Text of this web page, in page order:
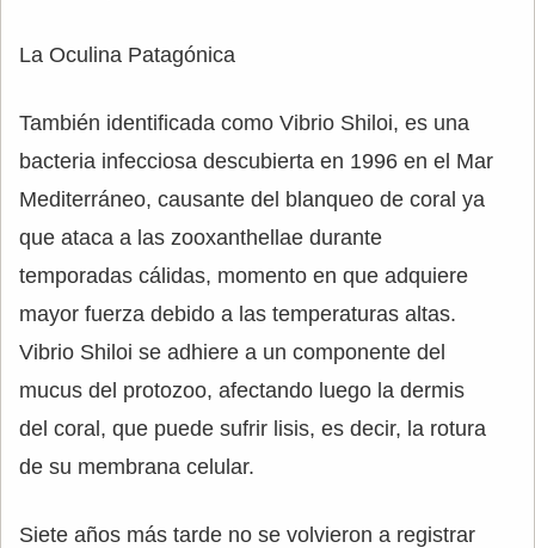
La Oculina Patagónica
También identificada como Vibrio Shiloi, es una
bacteria infecciosa descubierta en 1996 en el Mar
Mediterráneo, causante del blanqueo de coral ya
que ataca a las zooxanthellae durante
temporadas cálidas, momento en que adquiere
mayor fuerza debido a las temperaturas altas.
Vibrio Shiloi se adhiere a un componente del
mucus del protozoo, afectando luego la dermis
del coral, que puede sufrir lisis, es decir, la rotura
de su membrana celular.
Siete años más tarde no se volvieron a registrar